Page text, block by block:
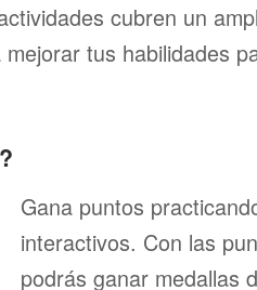
cubren un
tus habilidades
Gana puntos
interactivos. Con las
podrás ganar medallas